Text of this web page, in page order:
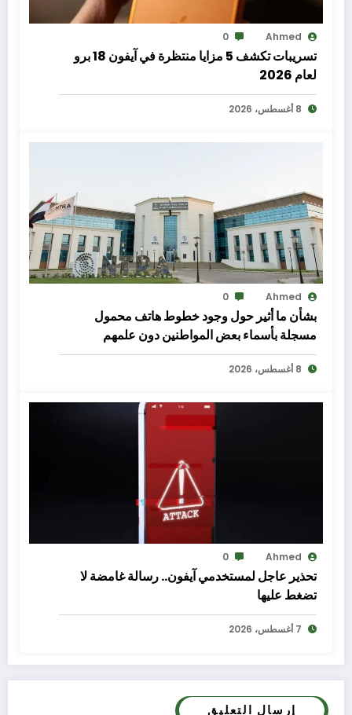
Ahmed
0
تسريبات تكشف 5 مزايا منتظرة في آيفون 18 برو
لعام 2026
8 أغسطس، 2026
Ahmed
0
بشأن ما أثير حول وجود خطوط هاتف محمول
مسجلة بأسماء بعض المواطنين دون علمهم
8 أغسطس، 2026
Ahmed
0
تحذير عاجل لمستخدمي آيفون.. رسالة غامضة لا
تضغط عليها
7 أغسطس، 2026
إرسال التعليق